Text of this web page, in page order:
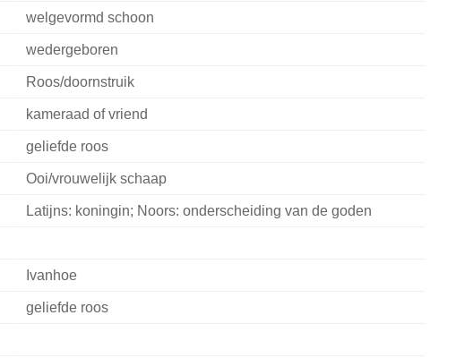
welgevormd schoon
wedergeboren
Roos/doornstruik
kameraad of vriend
geliefde roos
Ooi/vrouwelijk schaap
Latijns: koningin; Noors: onderscheiding van de goden
Ivanhoe
geliefde roos